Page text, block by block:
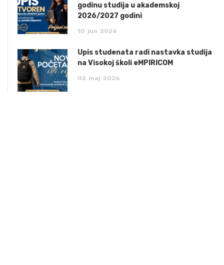
godinu studija u akademskoj
2026/2027 godini
10 jun 2026
Upis studenata radi nastavka studija
na Visokoj školi eMPIRICOM
02 maj 2026